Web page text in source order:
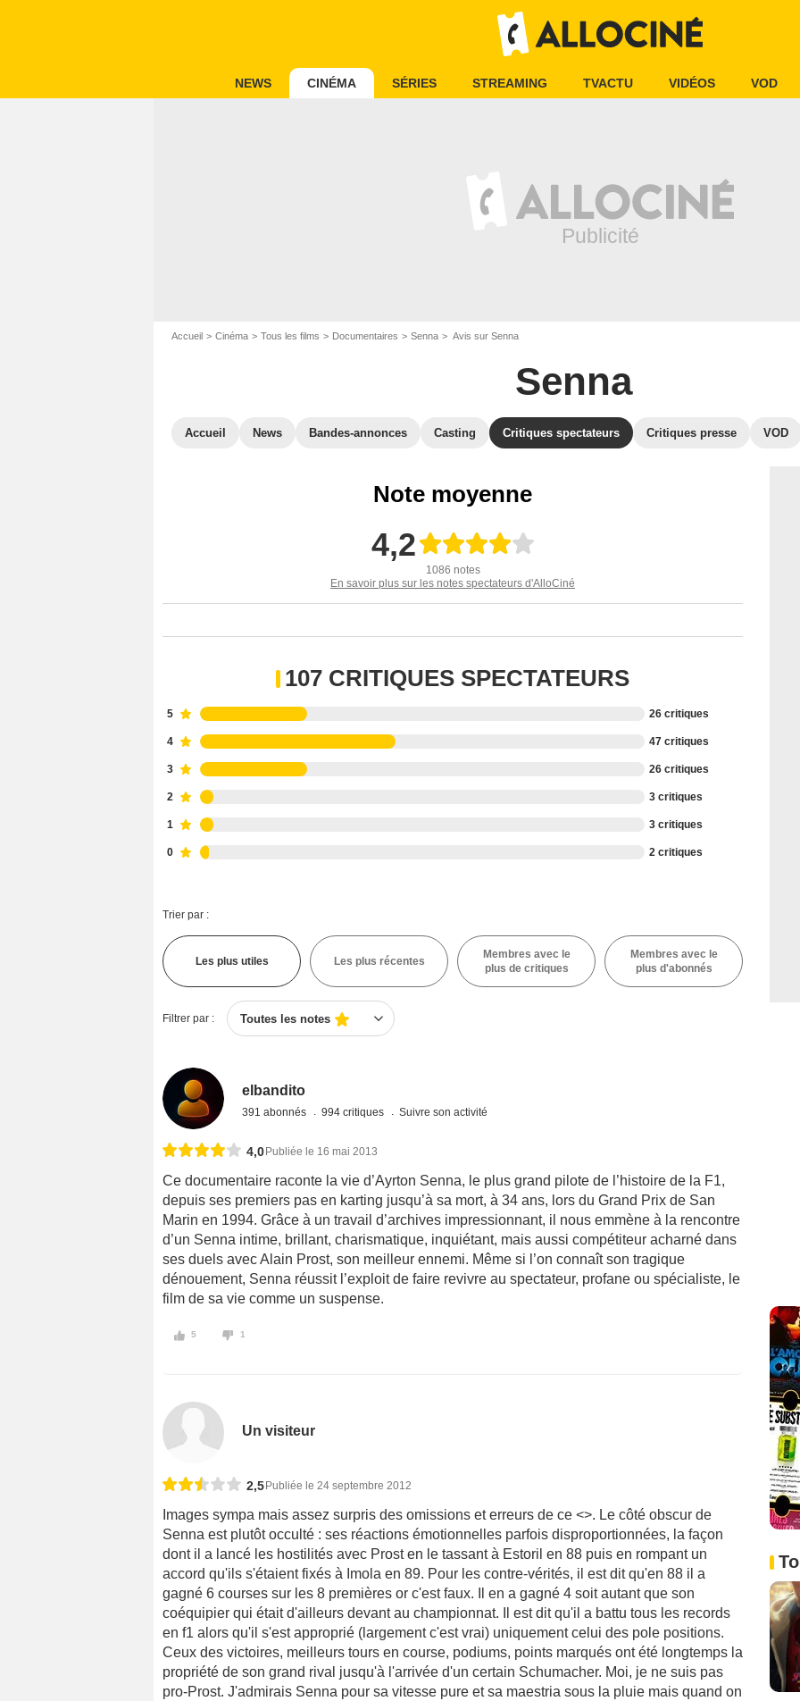
NEWS CINÉMA SÉRIES STREAMING TVACTU VIDÉOS VOD
Accueil Cinéma Tous les films Documentaires Senna Avis sur Senna
Senna
Accueil News Bandes-annonces Casting Critiques spectateurs Critiques presse VOD
Note moyenne
4,2
1086 notes
En savoir plus sur les notes spectateurs d'AlloCiné
107 CRITIQUES SPECTATEURS
5 26 critiques
4 47 critiques
3 26 critiques
2 3 critiques
1 3 critiques
0 2 critiques
Trier par :
Les plus utiles Les plus récentes
Membres avec le
plus de critiques
Membres avec le
plus d'abonnés
Filtrer par : Toutes les notes
elbandito
391 abonnés 994 critiques Suivre son activité
4,0 Publiée le 16 mai 2013
Ce documentaire raconte la vie d’Ayrton Senna, le plus grand pilote de l’histoire de la F1,
depuis ses premiers pas en karting jusqu’à sa mort, à 34 ans, lors du Grand Prix de San
Marin en 1994. Grâce à un travail d’archives impressionnant, il nous emmène à la rencontre
d’un Senna intime, brillant, charismatique, inquiétant, mais aussi compétiteur acharné dans
ses duels avec Alain Prost, son meilleur ennemi. Même si l’on connaît son tragique
dénouement, Senna réussit l’exploit de faire revivre au spectateur, profane ou spécialiste, le
film de sa vie comme un suspense.
5 1
Un visiteur
2,5Publiée le 24 septembre 2012
Images sympa mais assez surpris des omissions et erreurs de ce <>. Le côté obscur de
Senna est plutôt occulté : ses réactions émotionnelles parfois disproportionnées, la façon
dont il a lancé les hostilités avec Prost en le tassant à Estoril en 88 puis en rompant un
accord qu'ils s'étaient fixés à Imola en 89. Pour les contre-vérités, il est dit qu'en 88 il a
gagné 6 courses sur les 8 premières or c'est faux. Il en a gagné 4 soit autant que son
coéquipier qui était d'ailleurs devant au championnat. Il est dit qu'il a battu tous les records
en f1 alors qu'il s'est approprié (largement c'est vrai) uniquement celui des pole positions.
Ceux des victoires, meilleurs tours en course, podiums, points marqués ont été longtemps la
propriété de son grand rival jusqu'à l'arrivée d'un certain Schumacher. Moi, je ne suis pas
pro-Prost. J'admirais Senna pour sa vitesse pure et sa maestria sous la pluie mais quand on